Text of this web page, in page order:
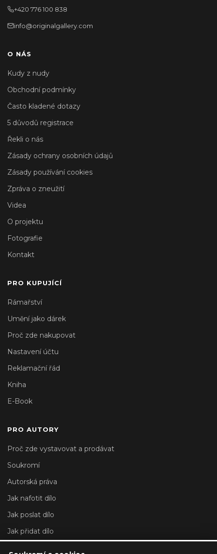
+420 776 100 838
info@originalgallery.com
O NÁS
Kudy z nudy
Obchodní podmínky
Často kladené dotazy
5 důvodů registrace
Řekli o nás
Zásady ochrany osobních údajů
Zásady používání cookies
Zpráva o zneužití
Videa
O projektu
Fotografie
Kontakt
PRO KUPUJÍCÍ
Rámařství
Umění jako dárek
Proč zde nakupovat
Nastavení účtu
Reklamační řád
Kniha
E-Book
PRO AUTORY
Proč zde vystavovat a prodávat
Soukromí
Autorská práva
Jak nafotit dílo
Jak poslat dílo
Jak přidat dílo